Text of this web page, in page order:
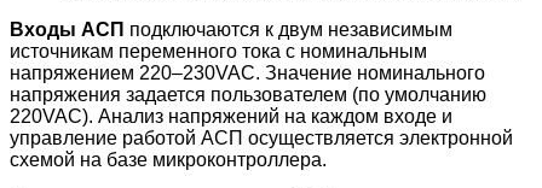
Входы АСП подключаются к двум независимым
источникам переменного тока с номинальным
напряжением 220–230VAC. Значение номинального
напряжения задается пользователем (по умолчанию
220VAC). Анализ напряжений на каждом входе и
управление работой АСП осуществляется электронной
схемой на базе микроконтроллера.